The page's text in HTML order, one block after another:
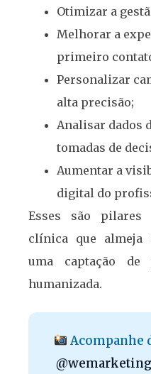
Otimizar a
Melhorar a
primeiro
Personalizar
alta precisão;
Analisar dados
tomadas de
Aumentar a
digital do
Esses são pilares
clínica que almeja
uma captação
humanizada.
Acompanhe